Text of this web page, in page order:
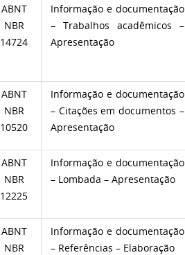
ABNT
NBR
14724
Informação e documentação
– Trabalhos acadêmicos –
Apresentação
ABNT
NBR
10520
Informação e documentação
– Citações em documentos –
Apresentação
ABNT
NBR
12225
Informação e documentação
– Lombada – Apresentação
ABNT
NBR
Informação e documentação
– Referências – Elaboração